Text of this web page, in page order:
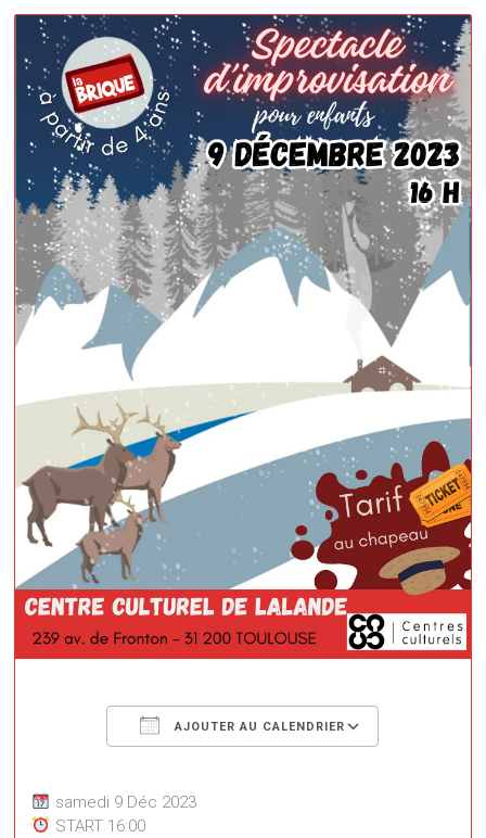
AJOUTER AU CALENDRIER
Télécharger ICS
samedi 9 Déc 2023
START 16:00